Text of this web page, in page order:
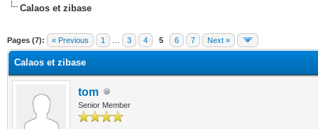
Calaos et zibase
Pages (7): « Previous 1 3 4 5 6 7 Next »
Calaos et zibase
tom
Senior Member